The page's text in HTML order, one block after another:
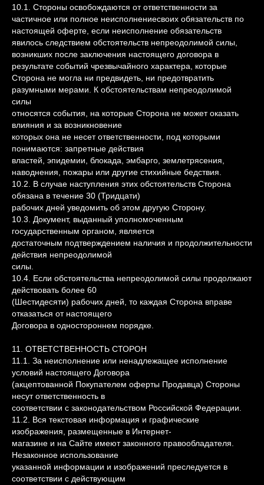
10.1. Стороны освобождаются от ответственности за
частичное или полное неисполнениесвоих обязательств по
настоящей оферте, если неисполнение обязательств
явилось следствием обстоятельств непреодолимой силы,
возникших после заключения настоящего договора в
результате событий чрезвычайного характера, которые
Сторона не могла ни предвидеть, ни предотвратить
разумными мерами. К обстоятельствам непреодолимой
силы
относятся события, на которые Сторона не может оказать
влияния и за возникновение
которых она не несет ответственности, под которыми
понимаются: запретные действия
властей, эпидемии, блокада, эмбарго, землетрясения,
наводнения, пожары или другие стихийные бедствия.
10.2. В случае наступления этих обстоятельств Сторона
обязана в течение 30 (Тридцати)
рабочих дней уведомить об этом другую Сторону.
10.3. Документ, выданный уполномоченным
государственным органом, является
достаточным подтверждением наличия и продолжительности
действия непреодолимой
силы.
10.4. Если обстоятельства непреодолимой силы продолжают
действовать более 60
(Шестидесяти) рабочих дней, то каждая Сторона вправе
отказаться от настоящего
Договора в одностороннем порядке.
11. ОТВЕТСТВЕННОСТЬ СТОРОН
11.1. За неисполнение или ненадлежащее исполнение
условий настоящего Договора
(акцептованной Покупателем оферты Продавца) Стороны
несут ответственность в
соответствии с законодательством Российской Федерации.
11.2. Вся текстовая информация и графические
изображения, размещенные в Интернет-
магазине и на Сайте имеют законного правообладателя.
Незаконное использование
указанной информации и изображений преследуется в
соответствии с действующим